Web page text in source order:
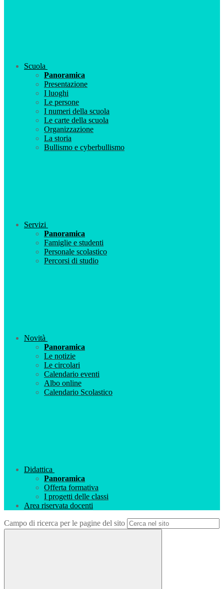
Scuola
Panoramica
Presentazione
I luoghi
Le persone
I numeri della scuola
Le carte della scuola
Organizzazione
La storia
Bullismo e cyberbullismo
Servizi
Panoramica
Famiglie e studenti
Personale scolastico
Percorsi di studio
Novità
Panoramica
Le notizie
Le circolari
Calendario eventi
Albo online
Calendario Scolastico
Didattica
Panoramica
Offerta formativa
I progetti delle classi
Area riservata docenti
Campo di ricerca per le pagine del sito